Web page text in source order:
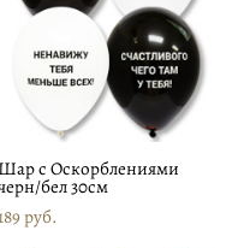
Шар с Оскорблениями
бел 30см
pуб.